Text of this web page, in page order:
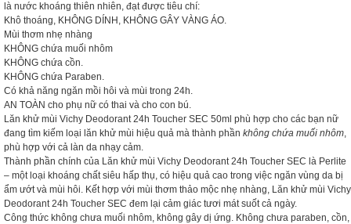
là nước khoáng thiên nhiên, đạt được tiêu chí:
Khô thoáng, KHÔNG DÍNH, KHÔNG GÂY VÀNG ÁO.
Mùi thơm nhẹ nhàng
KHÔNG chứa muối nhôm
KHÔNG chứa cồn.
KHÔNG chứa Paraben.
Có khả năng ngăn mồi hôi và mùi trong 24h.
AN TOÀN cho phụ nữ có thai và cho con bú.
Lăn khử mùi Vichy Deodorant 24h Toucher SEC 50ml phù hợp cho các bạn nữ
đang tìm kiếm loại lăn khử mùi hiệu quả mà thành phần không chứa muối nhôm,
phù hợp với cả làn da nhạy cảm.
Thành phần chính của Lăn khử mùi Vichy Deodorant 24h Toucher SEC là Perlite
– một loại khoáng chất siêu hấp thụ, có hiệu quả cao trong việc ngăn vùng da bị
ẩm ướt và mùi hôi. Kết hợp với mùi thơm thảo mộc nhẹ nhàng, Lăn khử mùi Vichy
Deodorant 24h Toucher SEC đem lại cảm giác tươi mát suốt cả ngày.
Công thức không chưa muối nhôm, không gây dị ứng. Không chưa paraben, cồn,